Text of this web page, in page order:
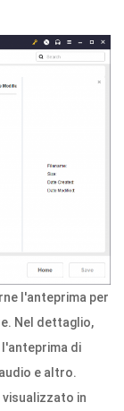
l'anteprima per
Nel dettaglio,
di
e altro.
visualizzato in